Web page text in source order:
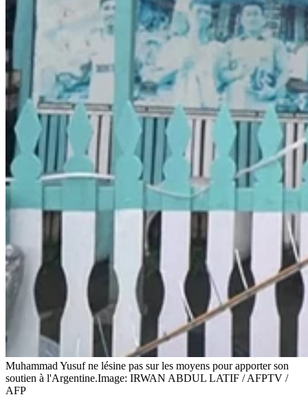
Muhammad Yusuf ne lésine pas sur les moyens pour apporter son
soutien à l'Argentine.Image: IRWAN ABDUL LATIF / AFPTV /
AFP